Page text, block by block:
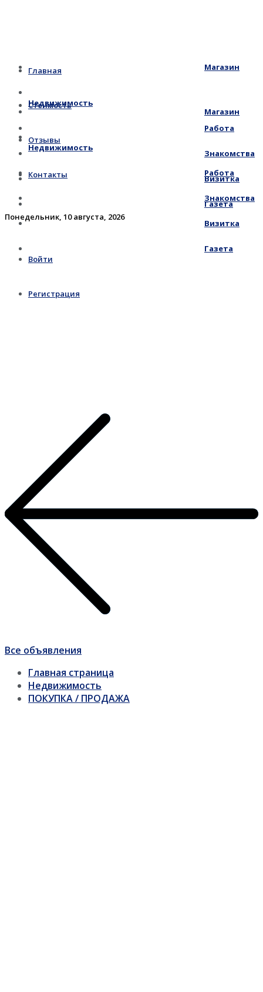
Главная
Стоимость
Отзывы
Контакты
Понедельник, 10 августа, 2026
Войти
Регистрация
Магазин
Недвижимость
Работа
Знакомства
Визитка
Газета
Магазин
Недвижимость
Работа
Знакомства
Визитка
Газета
Все объявления
Главная страница
Недвижимость
ПОКУПКА / ПРОДАЖА